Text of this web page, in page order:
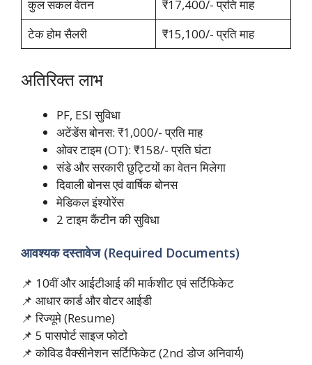
कुल सकल वेतन
₹17,400/- प्रति माह
टेक होम सैलरी
₹15,100/- प्रति माह
अतिरिक्त लाभ
PF, ESI सुविधा
अटेंडेंस बोनस: ₹1,000/- प्रति माह
ओवर टाइम (OT): ₹158/- प्रति घंटा
संडे और सरकारी छुट्टियों का वेतन मिलेगा
दिवाली बोनस एवं वार्षिक बोनस
मेडिकल इंश्योरेंस
2 टाइम कैंटीन की सुविधा
आवश्यक दस्तावेज (Required Documents)
📌 10वीं और आईटीआई की मार्कशीट एवं सर्टिफिकेट
📌 आधार कार्ड और वोटर आईडी
📌 रिज्यूमे (Resume)
📌 5 पासपोर्ट साइज फोटो
📌 कोविड वैक्सीनेशन सर्टिफिकेट (2nd डोज अनिवार्य)